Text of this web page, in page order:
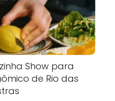
Show para
de Rio das